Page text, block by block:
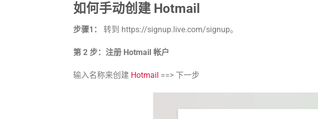
如何手动创建 Hotmail
步骤1： 转到 https://signup.live.com/signup。
第 2 步：注册 Hotmail 帐户
输入名称来创建 Hotmail ==> 下一步